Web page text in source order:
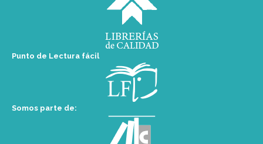
Punto de Lectura fácil
Somos parte de: